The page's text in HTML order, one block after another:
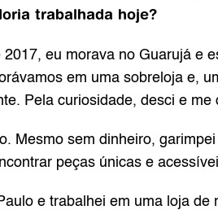
trabalhada hoje?
2017, eu morava no Guarujá e
em uma sobreloja e,
Pela curiosidade, desci e
Mesmo sem dinheiro,
peças únicas e
e trabalhei em uma loja